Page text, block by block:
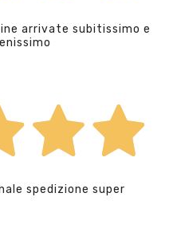
arrivate subitissimo e
spedizione super